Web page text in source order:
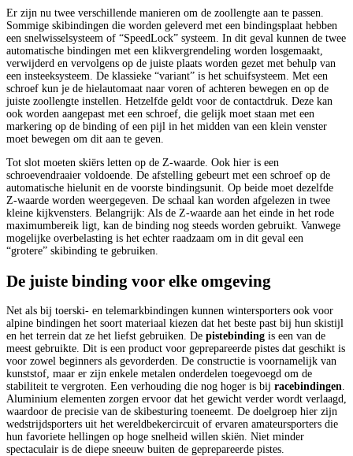
Er zijn nu twee verschillende manieren om de zoollengte aan te passen.
Sommige skibindingen die worden geleverd met een bindingsplaat hebben
een snelwisselsysteem of “SpeedLock” systeem. In dit geval kunnen de twee
automatische bindingen met een klikvergrendeling worden losgemaakt,
verwijderd en vervolgens op de juiste plaats worden gezet met behulp van
een insteeksysteem. De klassieke “variant” is het schuifsysteem. Met een
schroef kun je de hielautomaat naar voren of achteren bewegen en op de
juiste zoollengte instellen. Hetzelfde geldt voor de contactdruk. Deze kan
ook worden aangepast met een schroef, die gelijk moet staan met een
markering op de binding of een pijl in het midden van een klein venster
moet bewegen om dit aan te geven.
Tot slot moeten skiërs letten op de Z-waarde. Ook hier is een
schroevendraaier voldoende. De afstelling gebeurt met een schroef op de
automatische hielunit en de voorste bindingsunit. Op beide moet dezelfde
Z-waarde worden weergegeven. De schaal kan worden afgelezen in twee
kleine kijkvensters. Belangrijk: Als de Z-waarde aan het einde in het rode
maximumbereik ligt, kan de binding nog steeds worden gebruikt. Vanwege
mogelijke overbelasting is het echter raadzaam om in dit geval een
“grotere” skibinding te gebruiken.
De juiste binding voor elke omgeving
Net als bij toerski- en telemarkbindingen kunnen wintersporters ook voor
alpine bindingen het soort materiaal kiezen dat het beste past bij hun skistijl
en het terrein dat ze het liefst gebruiken. De pistebinding is een van de
meest gebruikte. Dit is een product voor geprepareerde pistes dat geschikt is
voor zowel beginners als gevorderden. De constructie is voornamelijk van
kunststof, maar er zijn enkele metalen onderdelen toegevoegd om de
stabiliteit te vergroten. Een verhouding die nog hoger is bij racebindingen
Aluminium elementen zorgen ervoor dat het gewicht verder wordt verlaagd,
waardoor de precisie van de skibesturing toeneemt. De doelgroep hier zijn
wedstrijdsporters uit het wereldbekercircuit of ervaren amateursporters die
hun favoriete hellingen op hoge snelheid willen skiën. Niet minder
spectaculair is de diepe sneeuw buiten de geprepareerde pistes.